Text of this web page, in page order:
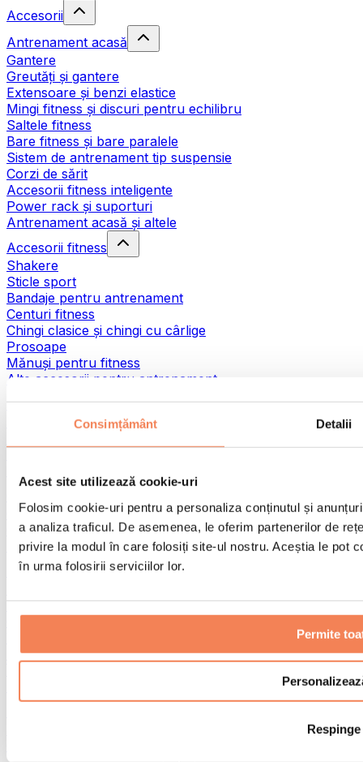
Consimțământ Detalii
Acest site utilizează cookie-uri
Folosim cookie-uri pentru a personaliza conținutul și
a analiza traficul. De asemenea, le oferim partenerilor de
privire la modul în care folosiți site-ul nostru. Aceștia le pot
în urma folosirii serviciilor lor.
Permite
Respinge
Accesorii
Antrenament acasă
Gantere
Greutăți și gantere
Extensoare și benzi elastice
Mingi fitness și discuri pentru echilibru
Saltele fitness
Bare fitness și bare paralele
Sistem de antrenament tip suspensie
Corzi de sărit
Accesorii fitness inteligente
Power rack și suporturi
Antrenament acasă și altele
Accesorii fitness
Shakere
Sticle sport
Bandaje pentru antrenament
Centuri fitness
Chingi clasice și chingi cu cârlige
Prosoape
Mănuși pentru fitness
Alte accesorii pentru antrenament
Ajutoare pentru reabilitare
Pistoale de masaj
Genți și accesorii pentru alimente
Genți pentru sala de sport
Rucsacuri
Accesorii în funcție de activitate
Sporturi de contact
Terapie prin frig